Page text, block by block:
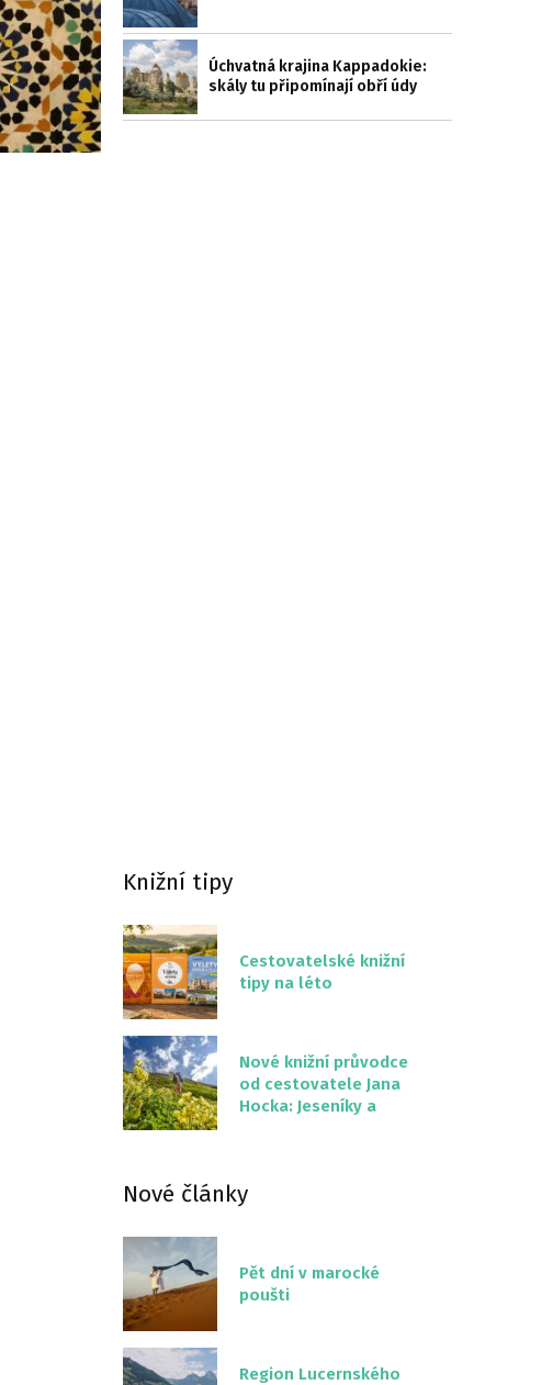
Úchvatná krajina Kappadokie:
skály tu připomínají obří údy
Knižní tipy
Cestovatelské knižní
tipy na léto
Nové knižní průvodce
od cestovatele Jana
Hocka: Jeseníky a
Nové články
Pět dní v marocké
poušti
Region Lucernského